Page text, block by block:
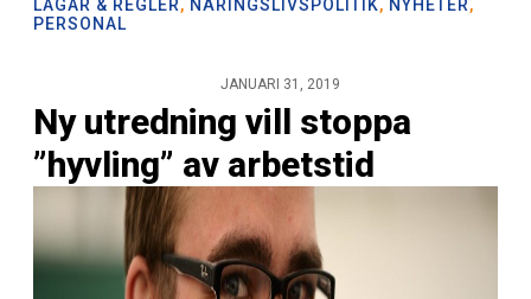
LAGAR & REGLER, NÄRINGSLIVSPOLITIK, NYHETER,
PERSONAL
JANUARI 31, 2019
Ny utredning vill stoppa
”hyvling” av arbetstid